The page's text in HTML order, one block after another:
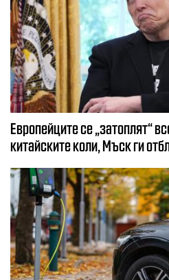
Европейците се „затоплят“
китайските коли, Мъск ги